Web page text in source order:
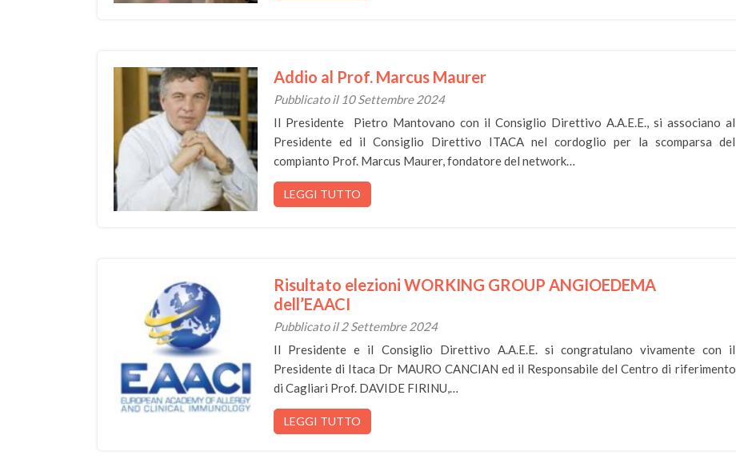
Addio al Prof. Marcus Maurer
Pubblicato il 10 Settembre 2024
Il Presidente Pietro Mantovano con il Consiglio Direttivo A.A.E.E., si associano al
Presidente ed il Consiglio Direttivo ITACA nel cordoglio per la scomparsa del
compianto Prof. Marcus Maurer, fondatore del network…
LEGGI TUTTO
Risultato elezioni WORKING GROUP ANGIOEDEMA
dell’EAACI
Pubblicato il 2 Settembre 2024
Il Presidente e il Consiglio Direttivo A.A.E.E. si congratulano vivamente con il
Presidente di Itaca Dr MAURO CANCIAN ed il Responsabile del Centro di riferimento
di Cagliari Prof. DAVIDE FIRINU,…
LEGGI TUTTO